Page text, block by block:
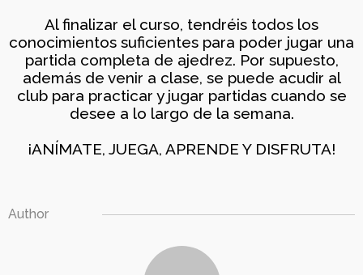
Al finalizar el curso, tendréis todos los
conocimientos suficientes para poder jugar una
partida completa de ajedrez. Por supuesto,
además de venir a clase, se puede acudir al
club para practicar y jugar partidas cuando se
desee a lo largo de la semana.
¡ANÍMATE, JUEGA, APRENDE Y DISFRUTA!
Author